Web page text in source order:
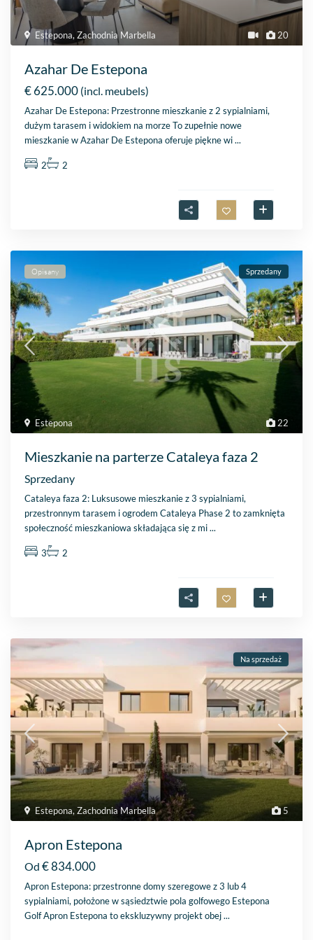
20
Estepona,Zachodnia Marbella
Azahar De Estepona
€ 625.000 (incl. meubels)
Azahar De Estepona: Przestronne mieszkanie z 2 sypialniami,
dużym tarasem i widokiem na morze To zupełnie nowe
mieszkanie w Azahar De Estepona oferuje piękne wi...
2 2
22
Estepona
Opisany Sprzedany
Mieszkanie na parterze Cataleya faza 2
Sprzedany
Cataleya faza 2: Luksusowe mieszkanie z 3 sypialniami,
przestronnym tarasem i ogrodem Cataleya Phase 2 to zamknięta
społeczność mieszkaniowa składająca się z mi...
3 2
5
Estepona,Zachodnia Marbella
Na sprzedaż
Apron Estepona
Od € 834.000
Apron Estepona: przestronne domy szeregowe z 3 lub 4
sypialniami, położone w sąsiedztwie pola golfowego Estepona
Golf Apron Estepona to ekskluzywny projekt obej...